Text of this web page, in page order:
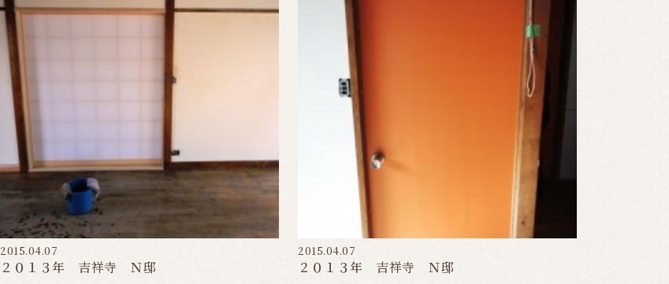
2015.04.07
２０１３年 吉祥寺 Ｎ邸
2015.04.07
２０１３年 吉祥寺 Ｎ邸